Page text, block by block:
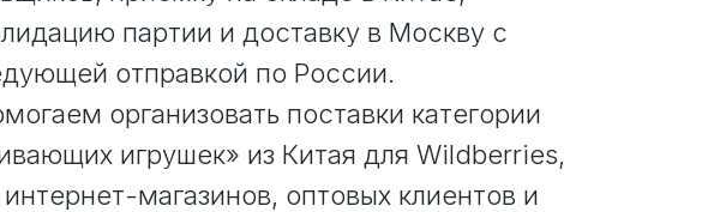
партии и доставку в Москву с
отправкой по России.
организовать поставки категории
игрушек» из Китая для Wildberries,
магазинов, оптовых клиентов и